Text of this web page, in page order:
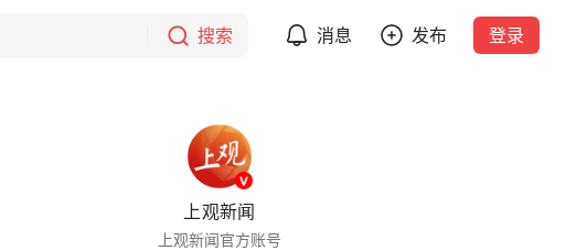
搜索 消息 发布 登录
上观新闻
上观新闻官方账号